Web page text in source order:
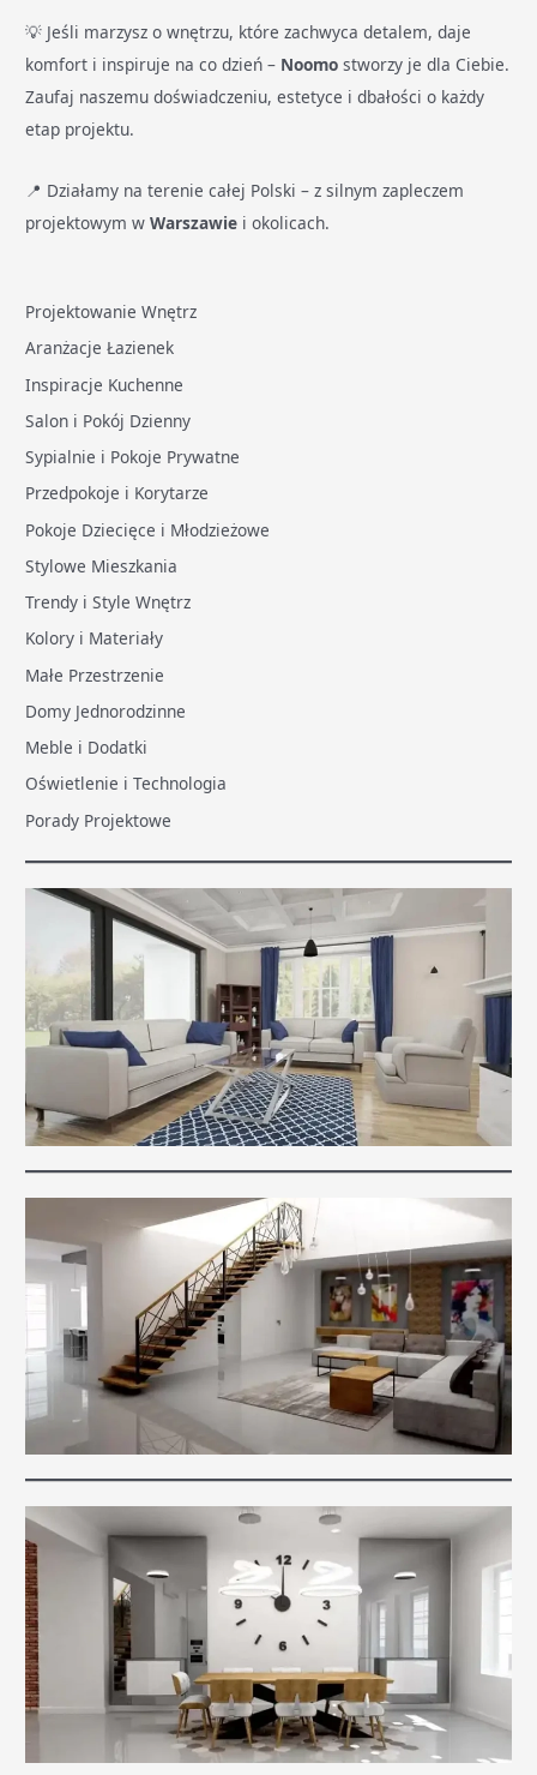
💡 Jeśli marzysz o wnętrzu, które zachwyca detalem, daje
komfort i inspiruje na co dzień – Noomo stworzy je dla Ciebie.
Zaufaj naszemu doświadczeniu, estetyce i dbałości o każdy
etap projektu.
📍 Działamy na terenie całej Polski – z silnym zapleczem
projektowym wWarszawie i okolicach.
Projektowanie Wnętrz
Aranżacje Łazienek
Inspiracje Kuchenne
Salon i Pokój Dzienny
Sypialnie i Pokoje Prywatne
Przedpokoje i Korytarze
Pokoje Dziecięce i Młodzieżowe
Stylowe Mieszkania
Trendy i Style Wnętrz
Kolory i Materiały
Małe Przestrzenie
Domy Jednorodzinne
Meble i Dodatki
Oświetlenie i Technologia
Porady Projektowe